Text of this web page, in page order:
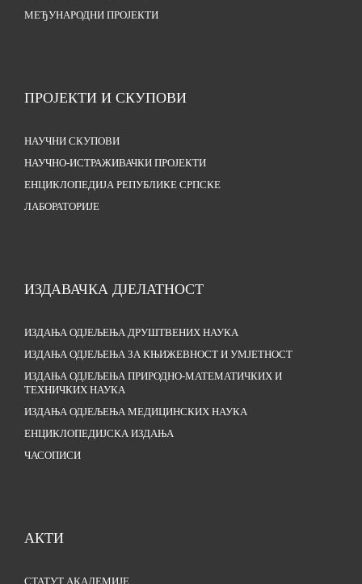
МЕЂУНАРОДНИ ПРОЈЕКТИ
ПРОЈЕКТИ И СКУПОВИ
НАУЧНИ СКУПОВИ
НАУЧНО-ИСТРАЖИВАЧКИ ПРОЈЕКТИ
ЕНЦИКЛОПЕДИЈА РЕПУБЛИКЕ СРПСКЕ
ЛАБОРАТОРИЈЕ
ИЗДАВАЧКА ДЈЕЛАТНОСТ
ИЗДАЊА ОДЈЕЉЕЊА ДРУШТВЕНИХ НАУКА
ИЗДАЊА ОДЈЕЉЕЊА ЗА КЊИЖЕВНОСТ И УМЈЕТНОСТ
ИЗДАЊА ОДЈЕЉЕЊА ПРИРОДНО-МАТЕМАТИЧКИХ И
ТЕХНИЧКИХ НАУКА
ИЗДАЊА ОДЈЕЉЕЊА МЕДИЦИНСКИХ НАУКА
ЕНЦИКЛОПЕДИЈСКА ИЗДАЊА
ЧАСОПИСИ
АКТИ
СТАТУТ АКАДЕМИЈЕ